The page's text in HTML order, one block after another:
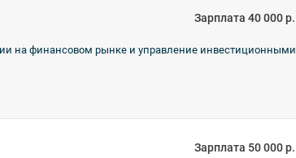
Зарплата 40 000 р.
на финансовом рынке и управление инвестиционными
Зарплата 50 000 р.